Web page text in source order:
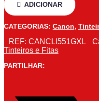
ADICIONAR
CATEGORIAS: Canon,
REF: CANCLI551GXL
Tinteiros e Fitas
PARTILHAR: